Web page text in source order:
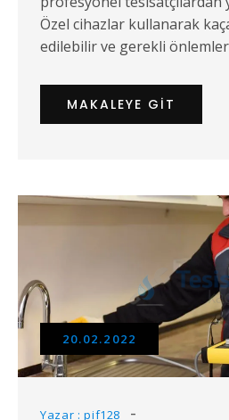
Özel cihazlar kullanarak
edilebilir ve gerekli önlemler
MAKALEYE GIT
20.02.2022
Yazar : pif128